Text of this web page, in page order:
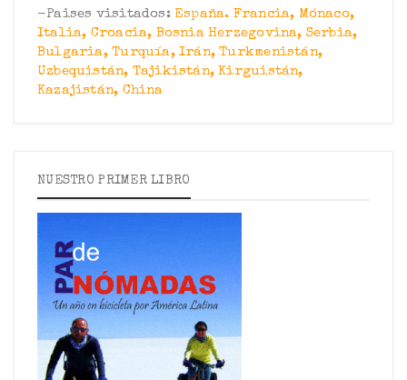
-Paises visitados:España. Francia, Mónaco,
Italia, Croacia, Bosnia Herzegovina, Serbia,
Bulgaria, Turquía, Irán, Turkmenistán,
Uzbequistán, Tajikistán, Kirguistán,
Kazajistán, China
NUESTRO PRIMER LIBRO